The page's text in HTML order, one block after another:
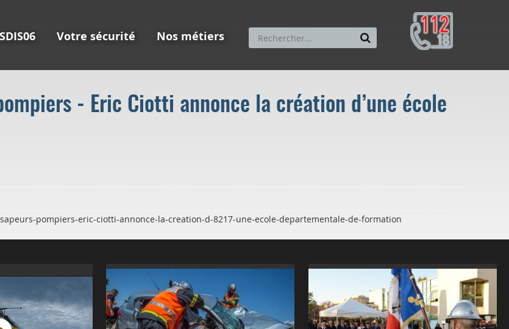
Votre sécurité Nos métiers
- Eric Ciotti annonce la création d’une école
pompiers-eric-ciotti-annonce-la-creation-d-8217-une-ecole-departementale-de-formation